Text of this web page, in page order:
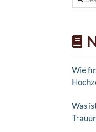
Wie
Was